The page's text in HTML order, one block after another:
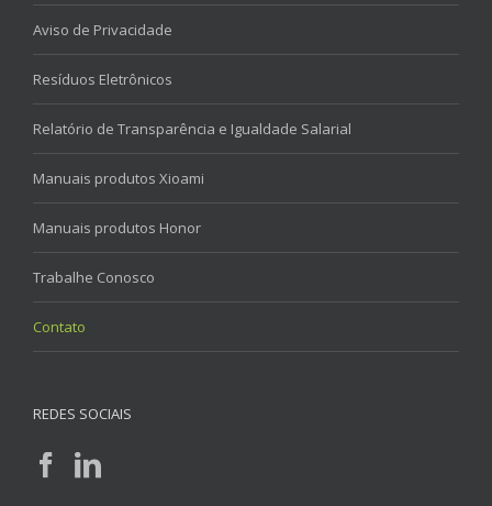
Aviso de Privacidade
Resíduos Eletrônicos
Relatório de Transparência e Igualdade Salarial
Manuais produtos Xioami
Manuais produtos Honor
Trabalhe Conosco
Contato
REDES SOCIAIS